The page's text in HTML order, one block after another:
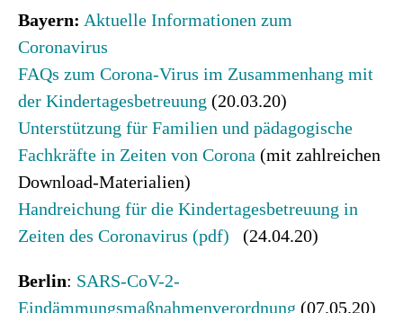
Bayern: Aktuelle Informationen zum
Coronavirus
FAQs zum Corona-Virus im Zusammenhang mit
der Kindertagesbetreuung (20.03.20)
Unterstützung für Familien und pädagogische
Fachkräfte in Zeiten von Corona (mit zahlreichen
Download-Materialien)
Handreichung für die Kindertagesbetreuung in
Zeiten des Coronavirus (pdf) (24.04.20)
Berlin: SARS-CoV-2-
Eindämmungsmaßnahmenverordnung (07.05.20)